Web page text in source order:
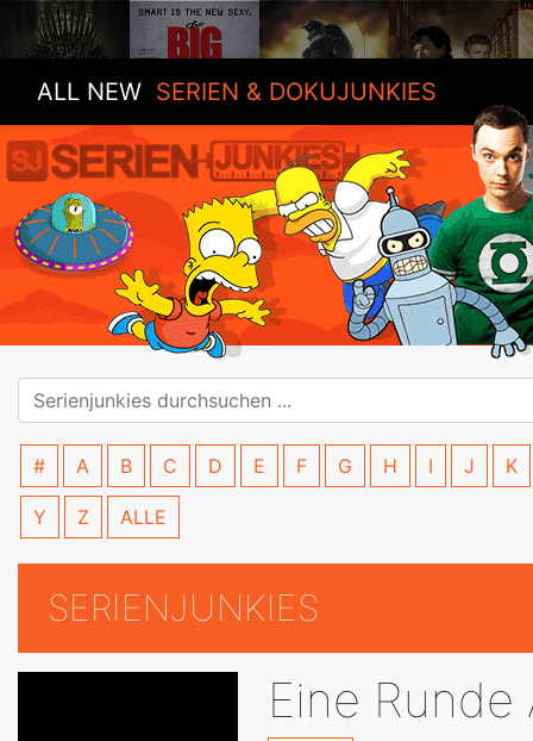
ALL NEW SERIEN & DOKUJUNKIES
# A B C D E F G H I J K
Y Z ALLE
SERIENJUNKIES
Eine Runde